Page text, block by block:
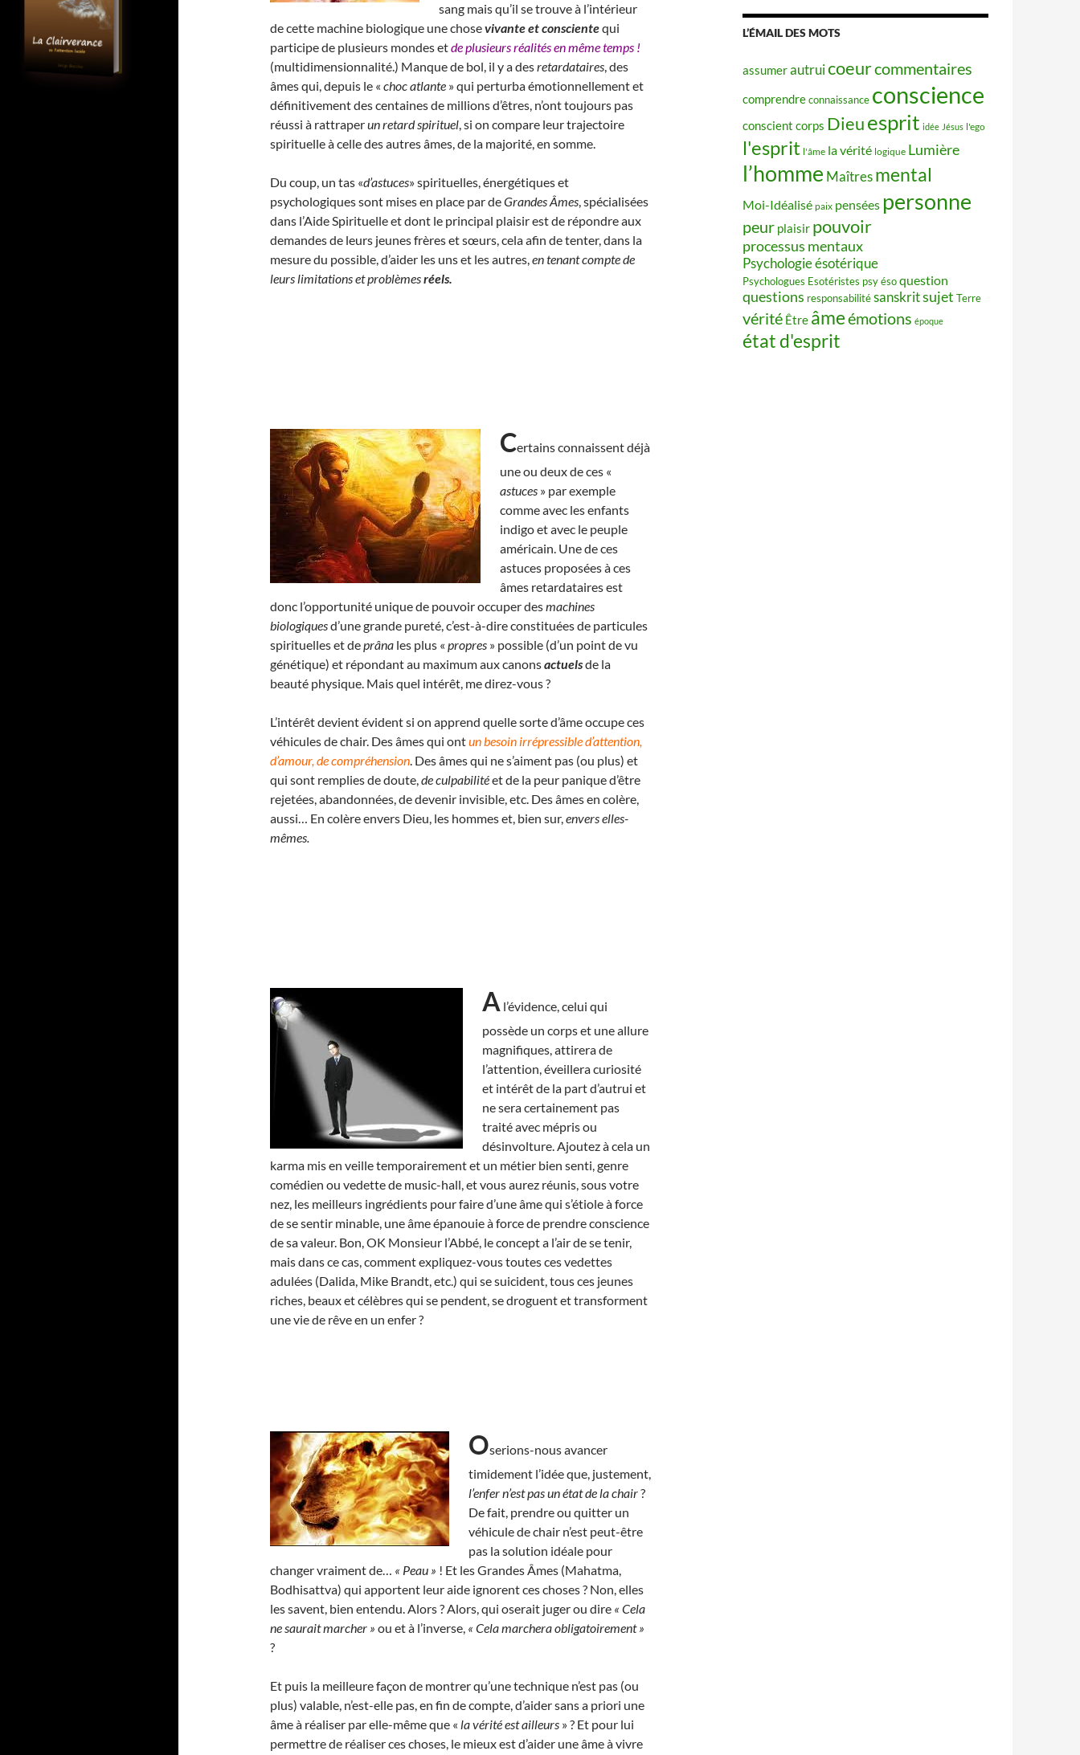
sang mais qu’il se trouve à l’intérieur
de cette machine biologique une chosevivante et conscientequi
participe de plusieurs mondes etde plusieurs réalités en même temps !
(multidimensionnalité.) Manque de bol, il y a desretardataires, des
âmes qui, depuis le « choc atlante » qui perturba émotionnellement et
définitivement des centaines de millions d’êtres, n’ont toujours pas
réussi à rattraperun retard spirituel, si on compare leur trajectoire
spirituelle à celle des autres âmes, de la majorité, en somme.
Du coup, un tas «d’astuces» spirituelles, énergétiques et
psychologiques sont mises en place par deGrandes Âmes, spécialisées
dans l’Aide Spirituelle et dont le principal plaisir est de répondre aux
demandes de leurs jeunes frères et sœurs, cela afin de tenter, dans la
mesure du possible, d’aider les uns et les autres,en tenant compte de
leurs limitations et problèmesréels.
Certains connaissent déjà
une ou deux de ces «
astuces » par exemple
comme avec les enfants
indigo et avec le peuple
américain. Une de ces
astuces proposées à ces
âmes retardataires est
donc l’opportunité unique de pouvoir occuper desmachines
biologiquesd’une grande pureté, c’est-à-dire constituées de particules
spirituelles et deprâna les plus « propres » possible (d’un point de vu
génétique) et répondant au maximum aux canonsactuelsde la
beauté physique. Mais quel intérêt, me direz-vous ?
L’intérêt devient évident si on apprend quelle sorte d’âme occupe ces
véhicules de chair. Des âmes qui ontun besoin irrépressible d’attention,
d’amour, de compréhension. Des âmes qui ne s’aiment pas (ou plus) et
qui sont remplies de doute,de culpabilitéet de la peur panique d’être
rejetées, abandonnées, de devenir invisible, etc. Des âmes en colère,
aussi… En colère envers Dieu, les hommes et, bien sur,envers elles-
mêmes.
A l’évidence, celui qui
possède un corps et une allure
magnifiques, attirera de
l’attention, éveillera curiosité
et intérêt de la part d’autrui et
ne sera certainement pas
traité avec mépris ou
désinvolture. Ajoutez à cela un
karma mis en veille temporairement et un métier bien senti, genre
comédien ou vedette de music-hall, et vous aurez réunis, sous votre
nez, les meilleurs ingrédients pour faire d’une âme qui s’étiole à force
de se sentir minable, une âme épanouie à force de prendre conscience
de sa valeur. Bon, OK Monsieur l’Abbé, le concept a l’air de se tenir,
mais dans ce cas, comment expliquez-vous toutes ces vedettes
adulées (Dalida, Mike Brandt, etc.) qui se suicident, tous ces jeunes
riches, beaux et célèbres qui se pendent, se droguent et transforment
une vie de rêve en un enfer ?
Oserions-nous avancer
timidement l’idée que, justement,
l’enfer n’est pas un état de la chair?
De fait, prendre ou quitter un
véhicule de chair n’est peut-être
pas la solution idéale pour
changer vraiment de… « Peau » ! Et les Grandes Âmes (Mahatma,
Bodhisattva) qui apportent leur aide ignorent ces choses ? Non, elles
les savent, bien entendu. Alors ? Alors, qui oserait juger ou dire « Cela
ne saurait marcher » ou et à l’inverse, « Cela marchera obligatoirement »
?
Et puis la meilleure façon de montrer qu’une technique n’est pas (ou
plus) valable, n’est-elle pas, en fin de compte, d’aider sans a priori une
âme à réaliser par elle-même que « la vérité est ailleurs » ? Et pour lui
permettre de réaliser ces choses, le mieux est d’aider une âme à vivre
L’ÉMAIL DES MOTS
assumerautruicoeurcommentaires
comprendreconnaissance conscience
conscient corps Dieuesprit idée Jésus l'ego
l'esprit l'âme la vérité logique Lumière
l’homme Maîtres mental
Moi-Idéalisé paix pensées personne
peur plaisir pouvoir
processus mentaux
Psychologie ésotérique
Psychologues Esotéristes psy ésoquestion
questions responsabilitésanskritsujet Terre
vérité Être âmeémotions époque
état d'esprit